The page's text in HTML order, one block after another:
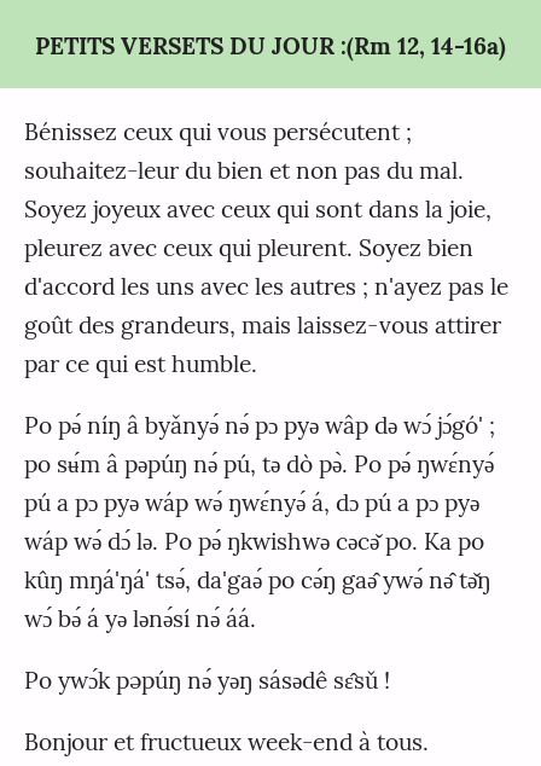
PETITS VERSETS DU JOUR :(Rm 12, 14-16a)
Bénissez ceux qui vous persécutent ;
souhaitez-leur du bien et non pas du mal.
Soyez joyeux avec ceux qui sont dans la joie,
pleurez avec ceux qui pleurent. Soyez bien
d'accord les uns avec les autres ; n'ayez pas le
goût des grandeurs, mais laissez-vous attirer
par ce qui est humble.
Po pǝ́ níŋ â byǎnyǝ́ nǝ́ pɔ pyǝ wâp dǝ wɔ́ jɔ́gó' ;
po sʉ́m â pǝpúŋ nǝ́ pú, tǝ dò pǝ̀. Po pǝ́ ŋwɛ́nyǝ́
pú a pɔ pyǝ wáp wǝ́ ŋwɛ́nyǝ́ á, dɔ pú a pɔ pyǝ
wáp wǝ́ dɔ́ lǝ. Po pǝ́ ŋkwishwǝ cǝcǝ̌ po. Ka po
kûŋ mŋá'ŋá' tsǝ́, da'gaǝ́ po cǝ́ŋ gaǝ̂ ywǝ́ nǝ̂ tǝ̌ŋ
wɔ́ bǝ́ á yǝ lǝnǝ́sí nǝ́ áá.
Po ywɔ́k pəpúŋ nǝ́ yǝŋ sásǝdê sɛ̂sǔ !
Bonjour et fructueux week-end à tous.